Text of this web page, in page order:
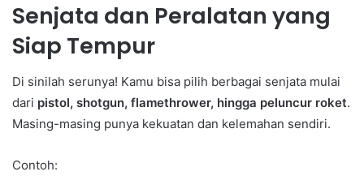
Senjata dan Peralatan yang
Siap Tempur
Di sinilah serunya! Kamu bisa pilih berbagai senjata mulai
dari pistol, shotgun, flamethrower, hingga peluncur roket.
Masing-masing punya kekuatan dan kelemahan sendiri.
Contoh: